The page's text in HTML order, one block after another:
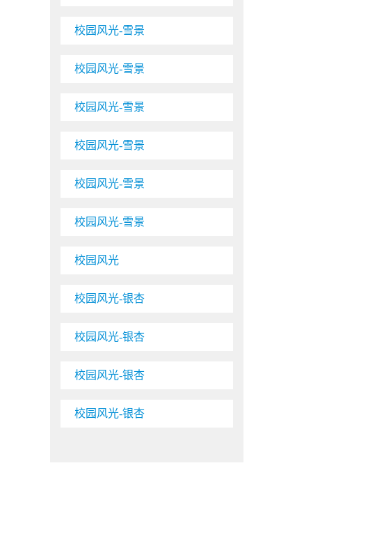
校园风光-雪景
校园风光-雪景
校园风光-雪景
校园风光-雪景
校园风光-雪景
校园风光-雪景
校园风光
校园风光-银杏
校园风光-银杏
校园风光-银杏
校园风光-银杏